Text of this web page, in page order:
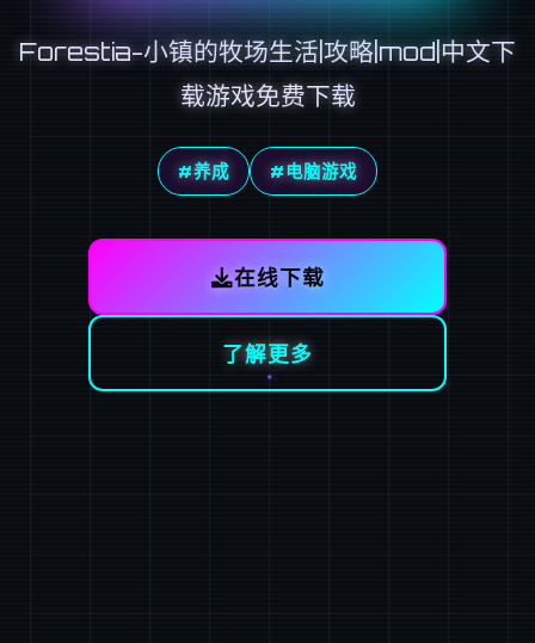
Forestia-小镇的牧场生活|攻略|mod|中文下
载游戏免费下载
#养成 #电脑游戏
在线下载
了解更多